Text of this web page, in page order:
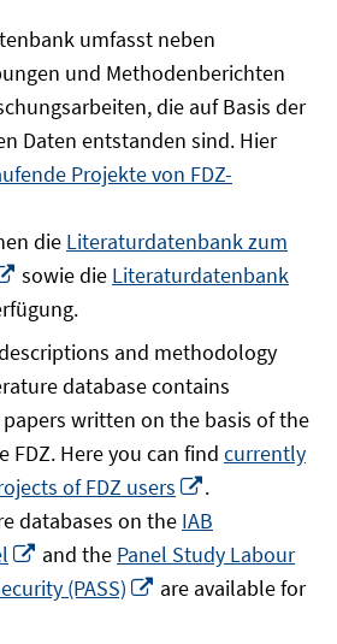
umfasst neben
und Methodenberichten
die auf Basis der
Daten entstanden sind. Hier
Projekte von FDZ-
die Literaturdatenbank zum
In
neuem
Fenster
öffnen
sowie die Literaturdatenbank
and methodology
database contains
written on the basis of the
FDZ. Here you can find currently
of FDZ users
neuem
Fenster
öffnen
.
databases on the IAB
In
neuem
Fenster
and the Panel Study Labour
(PASS)
In
are available for